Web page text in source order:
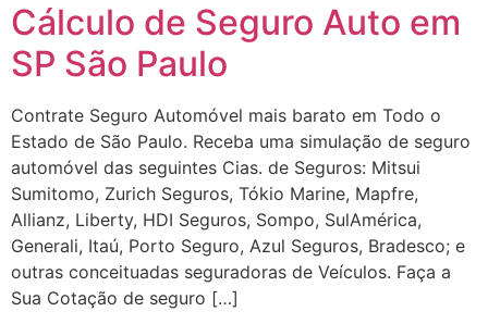
Cálculo de Seguro Auto em
SP São Paulo
Contrate Seguro Automóvel mais barato em Todo o
Estado de São Paulo. Receba uma simulação de seguro
automóvel das seguintes Cias. de Seguros: Mitsui
Sumitomo, Zurich Seguros, Tókio Marine, Mapfre,
Allianz, Liberty, HDI Seguros, Sompo, SulAmérica,
Generali, Itaú, Porto Seguro, Azul Seguros, Bradesco; e
outras conceituadas seguradoras de Veículos. Faça a
Sua Cotação de seguro […]